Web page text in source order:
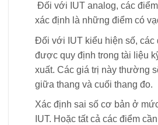
Đối với IUT analog, các
xác định là những điểm có
Đối với IUT kiểu hiện số, các
được quy định trong tài liệu
xuất. Các giá trị này thường
giữa thang và cuối thang đo.
Xác định sai số cơ bản ở
IUT. Hoặc tất cả các điểm